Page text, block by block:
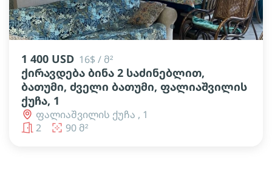
lens lens lens lens lens lens
1 400 USD 16$ / მ²
ქირავდება ბინა 2 საძინებლით,
ბათუმი, ძველი ბათუმი, ფალიაშვილის
ქუჩა, 1
ფალიაშვილის ქუჩა , 1
2
90 მ²